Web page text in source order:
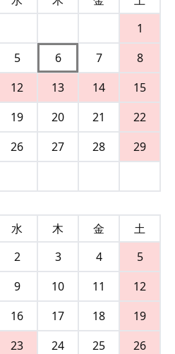
1
5 6 7
8
12 13 14
15
19 20 21
22
26 27 28
29
水 木 金
土
2 3 4
5
9 10 11
12
16 17 18
19
23 24 25
26